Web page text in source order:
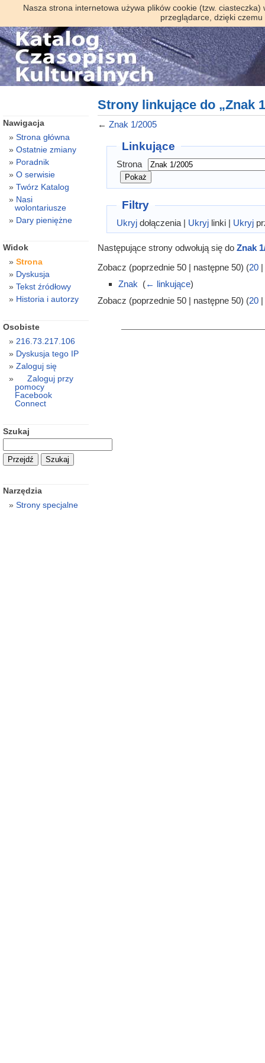
Nasza strona internetowa używa plików cookie (tzw.
przeglądarce, dzięki
Strony linkujące do „Znak
← Znak 1/2005
Linkujące
Strona
Filtry
Ukryjdołączenia | Ukryjlinki | Ukryj
Następujące strony odwołują się do Znak
Zobacz (poprzednie 50 | następne 50) (20|
Znak (← linkujące)
Zobacz (poprzednie 50 | następne 50) (20|
Nawigacja
Strona główna
Ostatnie zmiany
Poradnik
O serwisie
Twórz Katalog
Nasi
wolontariusze
Dary pieniężne
Widok
Strona
Dyskusja
Tekst źródłowy
Historia i autorzy
Osobiste
216.73.217.106
Dyskusja tego IP
Zaloguj się
Zaloguj przy
pomocy
Facebook
Connect
Szukaj
Narzędzia
Strony specjalne